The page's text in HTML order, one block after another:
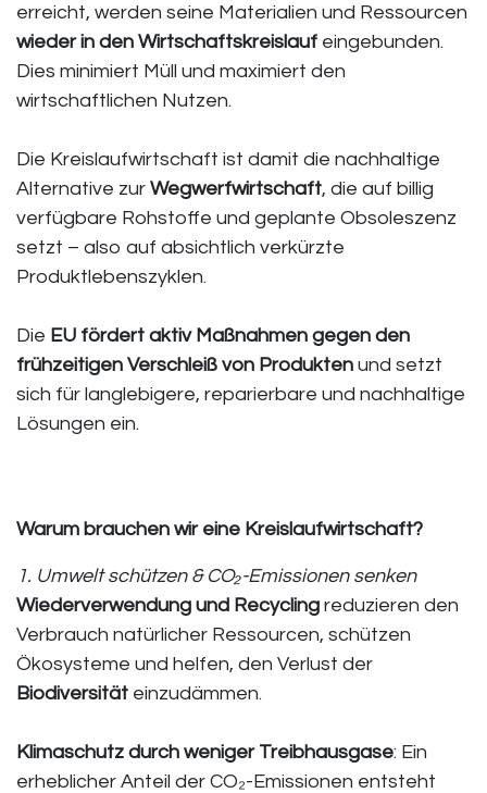
erreicht, werden seine Materialien und Ressourcen
wieder in den Wirtschaftskreislauf eingebunden.
Dies minimiert Müll und maximiert den
wirtschaftlichen Nutzen.
Die Kreislaufwirtschaft ist damit die nachhaltige
Alternative zur Wegwerfwirtschaft, die auf billig
verfügbare Rohstoffe und geplante Obsoleszenz
setzt – also auf absichtlich verkürzte
Produktlebenszyklen.
Die EU fördert aktiv Maßnahmen gegen den
frühzeitigen Verschleiß von Produkten und setzt
sich für langlebigere, reparierbare und nachhaltige
Lösungen ein.
Warum brauchen wir eine Kreislaufwirtschaft?
1. Umwelt schützen & CO₂-Emissionen senken
Wiederverwendung und Recycling reduzieren den
Verbrauch natürlicher Ressourcen, schützen
Ökosysteme und helfen, den Verlust der
Biodiversität einzudämmen.
Klimaschutz durch weniger Treibhausgase: Ein
erheblicher Anteil der CO₂-Emissionen entsteht